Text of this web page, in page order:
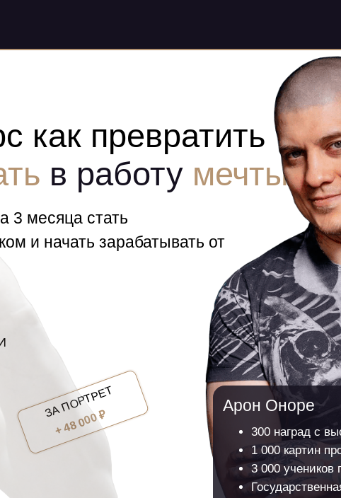
как превратить
в работу мечты
3 месяца стать
и начать зарабатывать от
Арон Оноре
300 наград с
1 000 картин
3 000 учеников
ЗА ПОРТРЕТ
+ 48 000 ₽